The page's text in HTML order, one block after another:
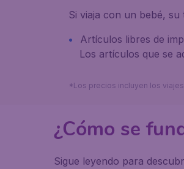
Si viaja con un bebé,
Artículos libres de
Los artículos que se
*Los precios incluyen los
¿Cómo se
Sigue leyendo para